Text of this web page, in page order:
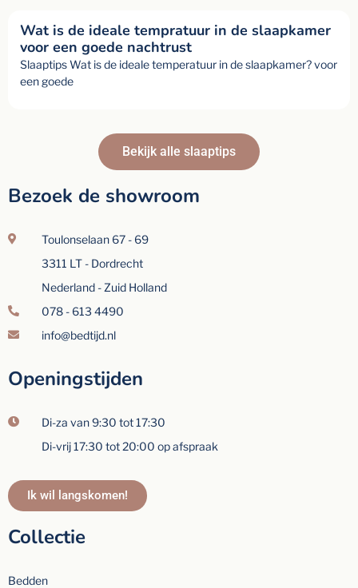
Wat is de ideale tempratuur in de slaapkamer
voor een goede nachtrust
Slaaptips Wat is de ideale temperatuur in de slaapkamer? voor
een goede
Bekijk alle slaaptips
Bezoek de showroom
Toulonselaan 67 - 69
3311 LT - Dordrecht
Nederland - Zuid Holland
078 - 613 4490
info@bedtijd.nl
Openingstijden
Di-za van 9:30 tot 17:30
Di-vrij 17:30 tot 20:00 op afspraak
Ik wil langskomen!
Collectie
Bedden